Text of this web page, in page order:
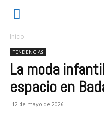
Inicio
TENDENCIAS
La moda
espacio en
12 de mayo de 2026